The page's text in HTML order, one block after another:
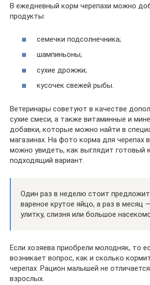
В ежедневный корм черепахи можно
продукты:
семечки подсолнечника;
шампиньоны;
сухие дрожжи;
кусочек свежей рыбы.
Ветеринары советуют в качестве
сухие смеси, а также витаминные и
добавки, которые можно найти в
магазинах. На фото корма для черепах
можно увидеть, как выглядит готовый
подходящий вариант.
Один раз в неделю стоит
вареное крутое яйцо, а раз в месяц
улитку, слизня или большое
Если хозяева приобрели молодняк, то
возникает вопрос, как и сколько
черепах. Рацион малышей не
взрослых.